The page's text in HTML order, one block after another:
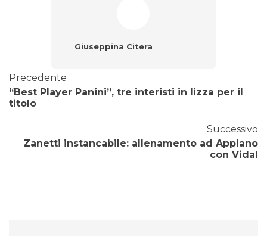
Giuseppina Citera
Precedente
“Best Player Panini”, tre interisti in lizza per il
titolo
Successivo
Zanetti instancabile: allenamento ad Appiano
con Vidal